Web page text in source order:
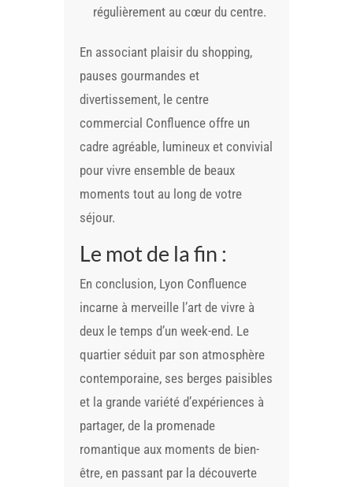
régulièrement au cœur du centre.
En associant plaisir du shopping,
pauses gourmandes et
divertissement, le centre
commercial Confluence offre un
cadre agréable, lumineux et convivial
pour vivre ensemble de beaux
moments tout au long de votre
séjour.
Le mot de la fin :
En conclusion, Lyon Confluence
incarne à merveille l’art de vivre à
deux le temps d’un week-end. Le
quartier séduit par son atmosphère
contemporaine, ses berges paisibles
et la grande variété d’expériences à
partager, de la promenade
romantique aux moments de bien-
être, en passant par la découverte